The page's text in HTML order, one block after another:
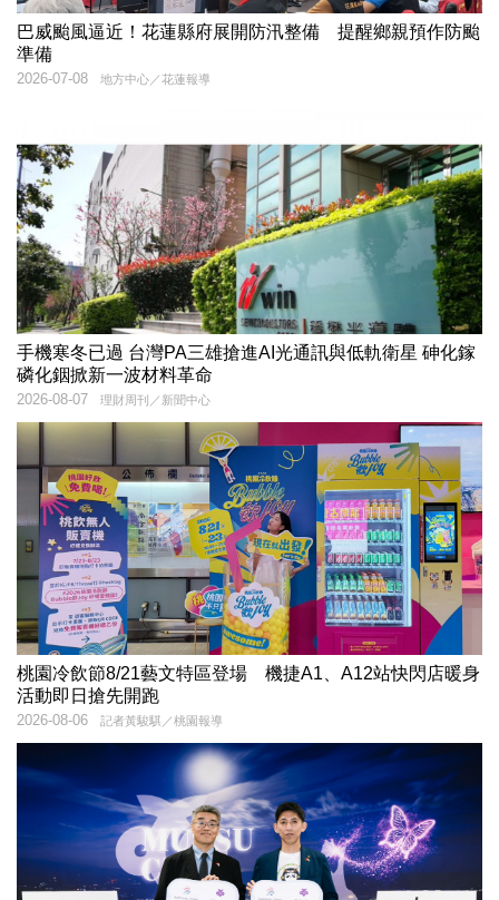
巴威颱風逼近！花蓮縣府展開防汛整備 提醒鄉親預作防颱
準備
地方中心／花蓮報導
2026-07-08
手機寒冬已過 台灣PA三雄搶進AI光通訊與低軌衛星 砷化鎵
磷化銦掀新一波材料革命
理財周刊／新聞中心
2026-08-07
桃園冷飲節8/21藝文特區登場 機捷A1、A12站快閃店暖身
活動即日搶先開跑
記者黃駿騏／桃園報導
2026-08-06